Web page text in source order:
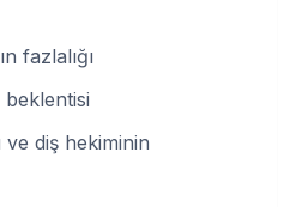
fazlalığı
beklentisi
diş hekiminin